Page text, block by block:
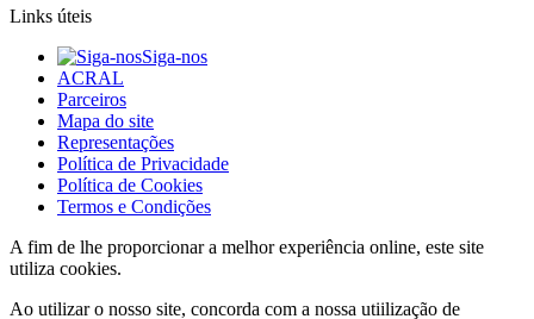
Links úteis
Siga-nos
ACRAL
Parceiros
Mapa do site
Representações
Política de Privacidade
Política de Cookies
Termos e Condições
A fim de lhe proporcionar a melhor experiência online, este site
utiliza cookies.
Ao utilizar o nosso site, concorda com a nossa utiilização de